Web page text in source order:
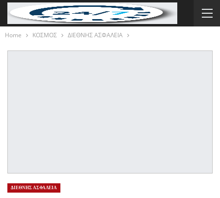
Home ΚΟΣΜΟΣ ΔΙΕΘΝΗΣ ΑΣΦΑΛΕΙΑ
ΔΙΕΘΝΗΣ ΑΣΦΑΛΕΙΑ